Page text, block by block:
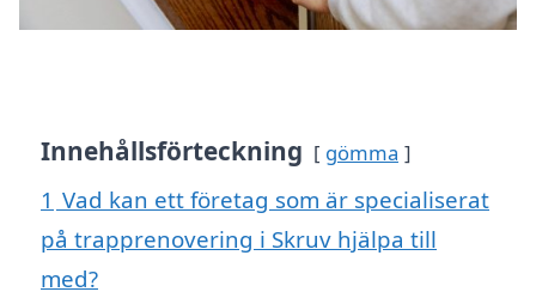
Innehållsförteckning gömma
1 Vad kan ett företag som är specialiserat
på trapprenovering i Skruv hjälpa till
med?